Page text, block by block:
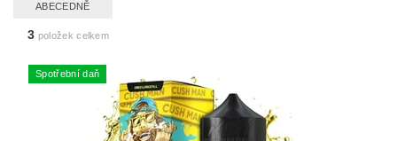
ABECEDNĚ
3 položek celkem
Spotřební daň